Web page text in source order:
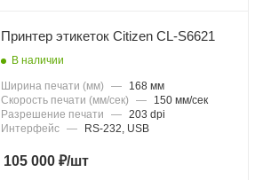
Принтер этикеток Citizen CL-S6621
В наличии
Ширина печати (мм) —
168 мм
Скорость печати (мм/сек)
—
150 мм/сек
Разрешение печати
— 203 dpi
Интерфейс — RS-232, USB
105 000 ₽/шт